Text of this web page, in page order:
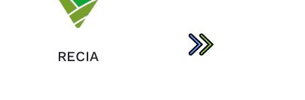
RECIA AGRONET